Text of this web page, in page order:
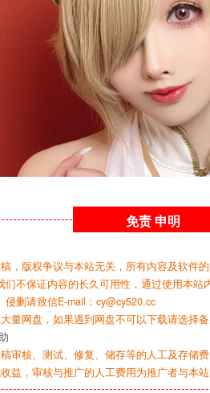
免责 申明
，版权争议与本站无关，所有内容及软件
不保证内容的长久可用性，通过使用本
删请致信E-mail：cy@cy520.cc
量网盘，如果遇到网盘不可以下载请选择
审核、测试、修复、储存等的人工及存储
益，审核与推广的人工费用为推广者与本站